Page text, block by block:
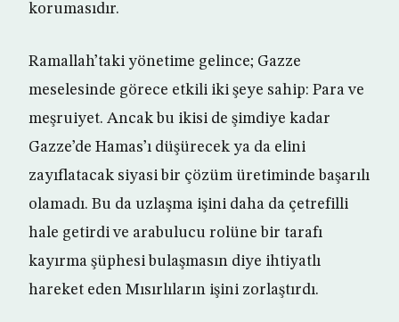
korumasıdır.
Ramallah’taki yönetime gelince; Gazze
meselesinde görece etkili iki şeye sahip: Para ve
meşruiyet. Ancak bu ikisi de şimdiye kadar
Gazze’de Hamas’ı düşürecek ya da elini
zayıflatacak siyasi bir çözüm üretiminde başarılı
olamadı. Bu da uzlaşma işini daha da çetrefilli
hale getirdi ve arabulucu rolüne bir tarafı
kayırma şüphesi bulaşmasın diye ihtiyatlı
hareket eden Mısırlıların işini zorlaştırdı.